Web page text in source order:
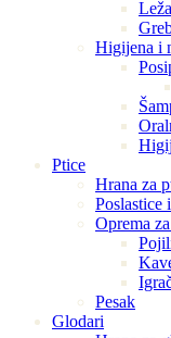
Higijena i
Ptice
Hrana za
Poslastice
Oprema
Pesak
Glodari